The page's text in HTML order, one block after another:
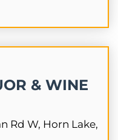
& WINE
Rd W, Horn Lake,